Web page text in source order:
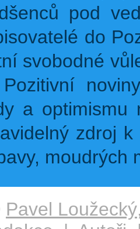
pod
do
svobodné
Pozitivní
a
zdroj
moudrých
Pavel Loužecký